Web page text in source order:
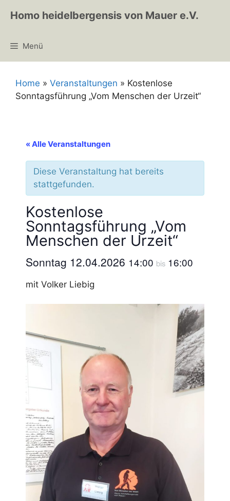
InhaltHomo heidelbergensis von Mauer e.V.
Menü
Home » Veranstaltungen » Kostenlose
Sonntagsführung „Vom Menschen der Urzeit“
« Alle Veranstaltungen
Diese Veranstaltung hat bereits
stattgefunden.
Kostenlose
Sonntagsführung „Vom
Menschen der Urzeit“
Sonntag 12.04.2026 14:00 bis 16:00
mit Volker Liebig